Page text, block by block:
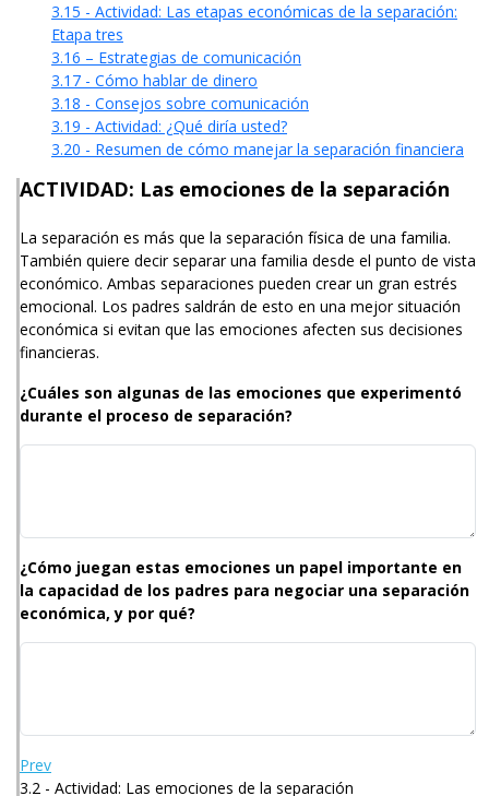
3.15 - Actividad: Las etapas económicas de la separación:
Etapa tres
3.16 – Estrategias de comunicación
3.17 - Cómo hablar de dinero
3.18 - Consejos sobre comunicación
3.19 - Actividad: ¿Qué diría usted?
3.20 - Resumen de cómo manejar la separación financiera
ACTIVIDAD: Las emociones de la separación
La separación es más que la separación física de una familia.
También quiere decir separar una familia desde el punto de vista
económico. Ambas separaciones pueden crear un gran estrés
emocional. Los padres saldrán de esto en una mejor situación
económica si evitan que las emociones afecten sus decisiones
financieras.
¿Cuáles son algunas de las emociones que experimentó
durante el proceso de separación?
¿Cómo juegan estas emociones un papel importante en
la capacidad de los padres para negociar una separación
económica, y por qué?
Prev
3.2 - Actividad: Las emociones de la separación